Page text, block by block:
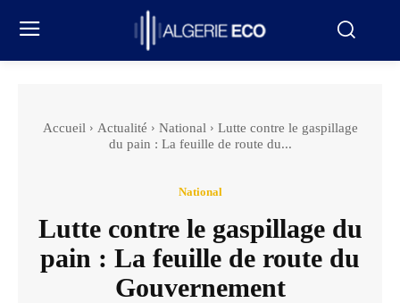
Accueil Actualité National
Lutte contre le gaspillage
du pain : La feuille de route du...
National
Lutte contre le gaspillage du
pain : La feuille de route du
Gouvernement